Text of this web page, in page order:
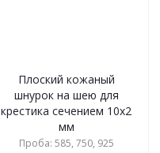
Плоский кожаный
шнурок на шею для
крестика сечением 10x2
мм
Проба: 585, 750, 925